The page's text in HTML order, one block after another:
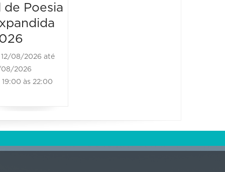
de Poesia
12/08/2026 até
08/2026
às 22:00